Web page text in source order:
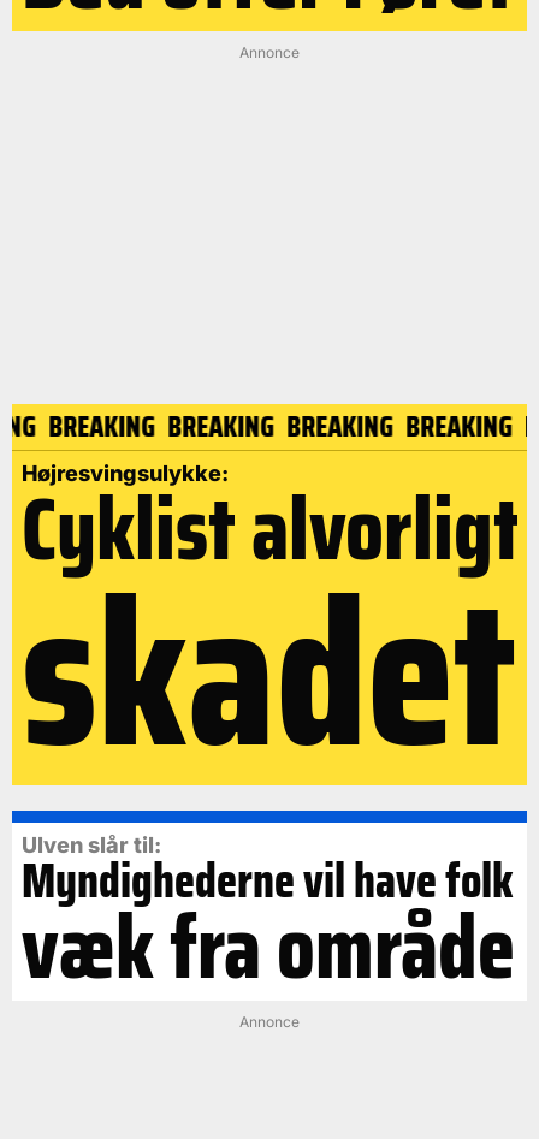
Annonce
BREAKING BREAKING BREAKING BREAKING
Højresvingsulykke:
Cyklist alvorligt
skadet
Ulven slår til:
Myndighederne vil have folk
væk fra område
Annonce